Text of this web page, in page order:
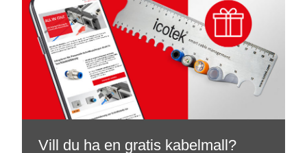
Vill du ha en gratis kabelmall?